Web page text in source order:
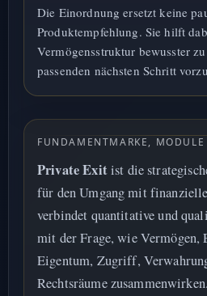
Die Einordnung ersetzt keine
Produktempfehlung. Sie hilft
Vermögensstruktur bewusster
passenden nächsten Schritt
FUNDAMENTMARKE, MODULE
Private Exitist die
für den Umgang mit
verbindet quantitative und
mit der Frage, wie Vermögen,
Eigentum, Zugriff,
Rechtsräume zusammenwirken.